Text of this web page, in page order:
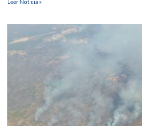
Leer Noticia »